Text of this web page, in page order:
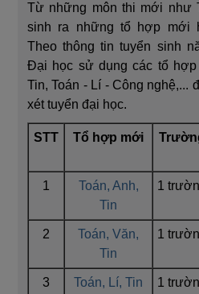
Từ những môn thi mới như
sinh ra những tổ hợp mới
Theo thông tin tuyển sinh
Đại học sử dụng các tổ
Tin, Toán - Lí - Công nghệ,...
xét tuyển đại học.
STT Tổ hợp mới
1
Toán, Anh,
Tin
1
2
Toán, Văn,
Tin
1
3 Toán, Lí, Tin 1